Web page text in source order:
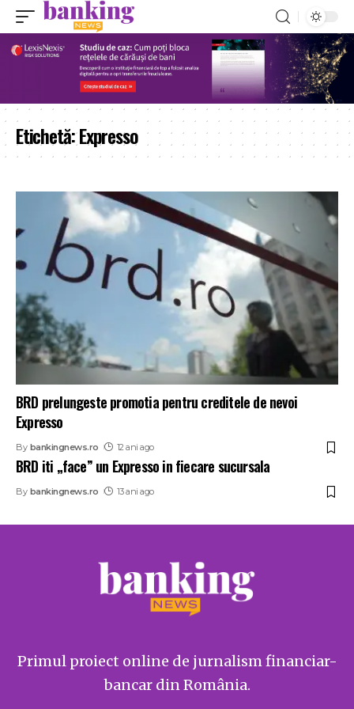
Etichetă:Expresso
BRD prelungeste promotia pentru creditele de nevoi
Expresso
By bankingnews.ro 12 ani ago
BRD iti „face” un Expresso in fiecare sucursala
By bankingnews.ro 13 ani ago
Primul proiect online de jurnalism financiar-
bancar din România.